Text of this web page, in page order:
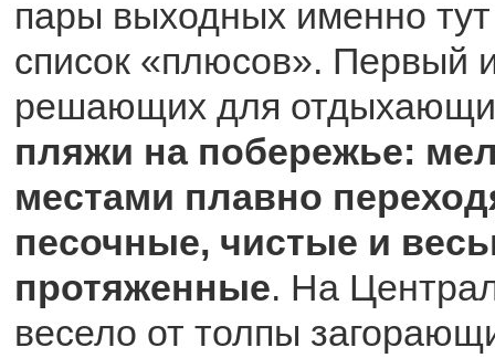
пары выходных именно
список «плюсов». Первый
решающих для
пляжи на побережье:
местами плавно
песочные, чистые и
протяженные. На
весело от толпы